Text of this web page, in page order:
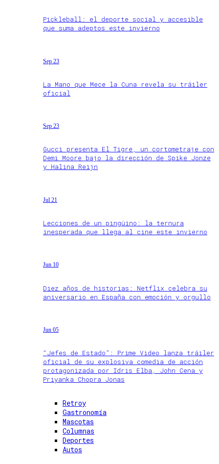
Pickleball: el deporte social y accesible
que suma adeptos este invierno
Sep 23
La Mano que Mece la Cuna revela su tráiler
oficial
Sep 23
Gucci presenta El Tigre, un cortometraje con
Demi Moore bajo la dirección de Spike Jonze
y Halina Reijn
Jul 21
Lecciones de un pingüino: la ternura
inesperada que llega al cine este invierno
Jun 10
Diez años de historias: Netflix celebra su
aniversario en España con emoción y orgullo
Jun 05
“Jefes de Estado”: Prime Video lanza tráiler
oficial de su explosiva comedia de acción
protagonizada por Idris Elba, John Cena y
Priyanka Chopra Jonas
Retroy
Gastronomía
Mascotas
Columnas
Deportes
Autos